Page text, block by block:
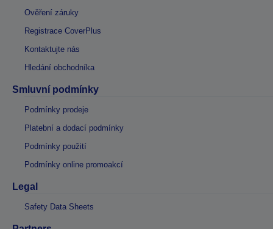
Ověření záruky
Registrace CoverPlus
Kontaktujte nás
Hledání obchodníka
Smluvní podmínky
Podmínky prodeje
Platební a dodací podmínky
Podmínky použití
Podmínky online promoakcí
Legal
Safety Data Sheets